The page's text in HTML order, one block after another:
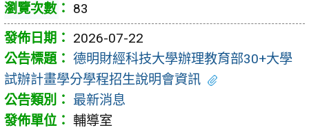
83
2026-07-22
德明財經科技大學辦理教育部30+大學
試辦計畫學分學程招生說明會資訊
最新消息
輔導室